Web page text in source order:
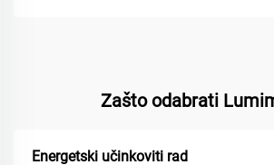
Zašto odabrati
Energetski učinkoviti rad